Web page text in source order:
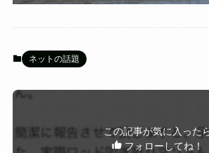
ネットの話題
この記事が気に入った
フォローしてね！